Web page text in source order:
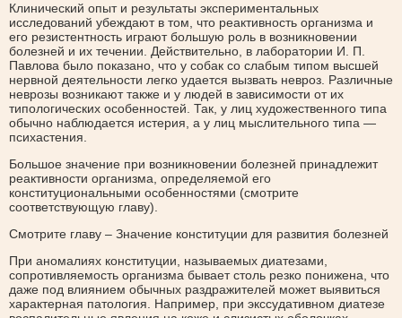
Клинический опыт и результаты экспериментальных
исследований убеждают в том, что реактивность организма и
его резистентность играют большую роль в возникновении
болезней и их течении. Действительно, в лаборатории И. П.
Павлова было показано, что у собак со слабым типом высшей
нервной деятельности легко удается вызвать невроз. Различные
неврозы возникают также и у людей в зависимости от их
типологических особенностей. Так, у лиц художественного типа
обычно наблюдается истерия, а у лиц мыслительного типа —
психастения.
Большое значение при возникновении болезней принадлежит
реактивности организма, определяемой его
конституциональными особенностями (смотрите
соответствующую главу).
Смотрите главу – Значение конституции для развития болезней
При аномалиях конституции, называемых диатезами,
сопротивляемость организма бывает столь резко понижена, что
даже под влиянием обычных раздражителей может выявиться
характерная патология. Например, при экссудативном диатезе